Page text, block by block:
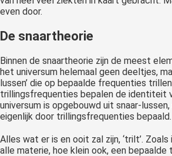
even door.
De snaartheorie
Binnen de snaartheorie zijn de meest
het universum helemaal geen deeltjes,
lussen’ die op bepaalde frequenties
trillingsfrequenties bepalen de identiteit
universum is opgebouwd uit snaar-
eigenlijk door trillingsfrequenties bepaald.
Alles wat er is en ooit zal zijn, ‘trilt’.
alle materie, hoe klein ook, een